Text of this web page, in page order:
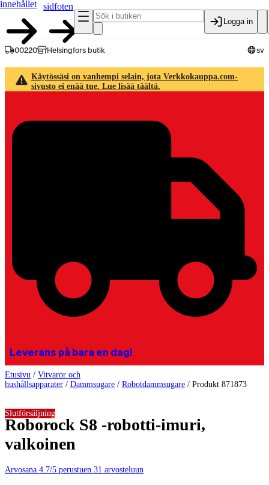
innehållet
sidfoten
Logga in
00220 Helsingfors butik sv
Käytössäsi on vanhempi selain, jota Verkkokauppa.com-
sivusto ei enää tue. Lue lisää täältä.
Leverans på bara en dag!
Etusivu / Vitvaror och
hushållsapparater / Dammsugare / Robotdammsugare / Produkt 871873
Roborock S8 -robotti-imuri,
valkoinen
Arvosana 4.7/5 perustuen 31 arvosteluun
Slutförsäljning